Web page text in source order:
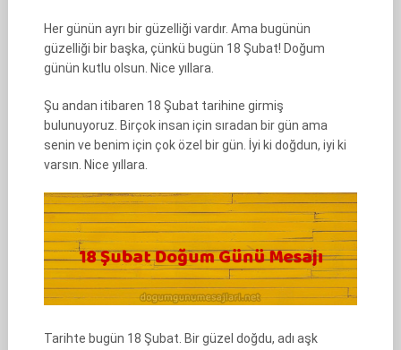
Her günün ayrı bir güzelliği vardır. Ama bugünün
güzelliği bir başka, çünkü bugün 18 Şubat! Doğum
günün kutlu olsun. Nice yıllara.
Şu andan itibaren 18 Şubat tarihine girmiş
bulunuyoruz. Birçok insan için sıradan bir gün ama
senin ve benim için çok özel bir gün. İyi ki doğdun, iyi ki
varsın. Nice yıllara.
Tarihte bugün 18 Şubat. Bir güzel doğdu, adı aşk